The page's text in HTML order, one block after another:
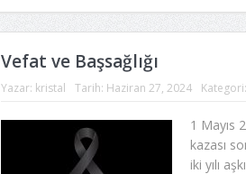
Vefat ve Başsağlığı
Yazar: kristal Tarih: Haziran 27, 2024 Kategori:
1 Mayıs
kazası
iki yılı